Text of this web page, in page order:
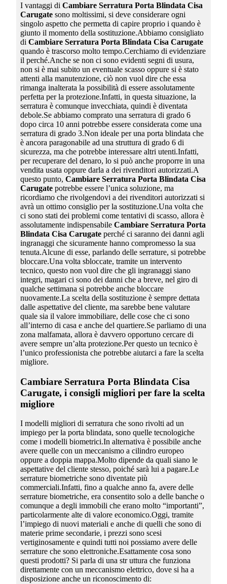
I vantaggi di Cambiare Serratura Porta Blindata Cisa
Carugatesono moltissimi, si deve considerare ogni
singolo aspetto che permetta di capire proprio i quando è
giunto il momento della sostituzione.Abbiamo consigliato
di Cambiare Serratura Porta Blindata Cisa Carugate
quando è trascorso molto tempo.Cerchiamo di evidenziare
il perché.Anche se non ci sono evidenti segni di usura,
non si è mai subito un eventuale scasso oppure si è stato
attenti alla manutenzione, ciò non vuol dire che essa
rimanga inalterata la possibilità di essere assolutamente
perfetta per la protezione.Infatti, in questa situazione, la
serratura è comunque invecchiata, quindi è diventata
debole.Se abbiamo comprato una serratura di grado 6
dopo circa 10 anni potrebbe essere considerata come una
serratura di grado 3.Non ideale per una porta blindata che
è ancora paragonabile ad una struttura di grado 6 di
sicurezza, ma che potrebbe interessare altri utenti.Infatti,
per recuperare del denaro, lo si può anche proporre in una
vendita usata oppure darla a dei rivenditori autorizzati.A
questo punto, Cambiare Serratura Porta Blindata Cisa
Carugatepotrebbe essere l’unica soluzione, ma
ricordiamo che rivolgendovi a dei rivenditori autorizzati si
avrà un ottimo consiglio per la sostituzione.Una volta che
ci sono stati dei problemi come tentativi di scasso, allora è
assolutamente indispensabile Cambiare Serratura Porta
Blindata Cisa Carugateperché ci saranno dei danni agli
ingranaggi che sicuramente hanno compromesso la sua
tenuta.Alcune di esse, parlando delle serrature, si potrebbe
bloccare.Una volta sbloccate, tramite un intervento
tecnico, questo non vuol dire che gli ingranaggi siano
integri, magari ci sono dei danni che a breve, nel giro di
qualche settimana si potrebbe anche bloccare
nuovamente.La scelta della sostituzione è sempre dettata
dalle aspettative del cliente, ma sarebbe bene valutare
quale sia il valore immobiliare, delle cose che ci sono
all’interno di casa e anche del quartiere.Se parliamo di una
zona malfamata, allora è davvero opportuno cercare di
avere sempre un’alta protezione.Per questo un tecnico è
l’unico professionista che potrebbe aiutarci a fare la scelta
migliore.
Cambiare Serratura Porta Blindata Cisa
Carugate, i consigli migliori per fare la scelta
migliore
I modelli migliori di serratura che sono rivolti ad un
impiego per la porta blindata, sono quelle tecnologiche
come i modelli biometrici.In alternativa è possibile anche
avere quelle con un meccanismo a cilindro europeo
oppure a doppia mappa.Molto dipende da quali siano le
aspettative del cliente stesso, poiché sarà lui a pagare.Le
serrature biometriche sono diventate più
commerciali.Infatti, fino a qualche anno fa, avere delle
serrature biometriche, era consentito solo a delle banche o
comunque a degli immobili che erano molto “importanti”,
particolarmente alte di valore economico.Oggi, tramite
l’impiego di nuovi materiali e anche di quelli che sono di
materie prime secondarie, i prezzi sono scesi
vertiginosamente e quindi tutti noi possiamo avere delle
serrature che sono elettroniche.Esattamente cosa sono
questi prodotti? Si parla di una str uttura che funziona
direttamente con un meccanismo elettrico, dove si ha a
disposizione anche un riconoscimento di: